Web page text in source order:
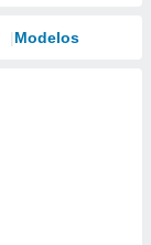
Modelos